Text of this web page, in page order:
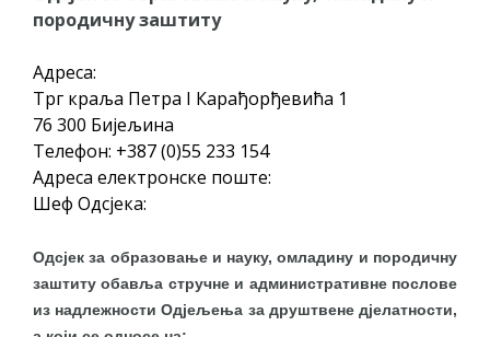
КАНДИДАТА КОЈИ СУ ОСТВАРИЛИ ПРАВО
ДОДАТАК ЗА ДЕМОБИЛИСАНЕ БОРЦЕ
ВОЈСКЕ РЕПУБЛИКЕ СРПСКЕ У СТАЊУ
СОЦИЈАЛНЕ ПОТРЕБЕ
ЈАВНИ ПОЗИВ ЗА НАЈЉЕПШЕ УРЕЂЕНО
ДОМАЋИНСТАВА, ДВОРИШТЕ
ЗАЈЕДНИЦА ЕТАЖНИХ ВЛАСНИКА И ЈАВНИ
породичну заштиту
Адреса:
Трг краља Петра I Карађорђевића 1
76 300 Бијељина
Телефон: +387 (0)55 233 154
Адреса електронске поште:
Шеф Одсјека:
Одсјек за образовање и науку, омладину и породичну
заштиту обавља стручне и административне послове
из надлежности Одјељења за друштвене дјелатности,